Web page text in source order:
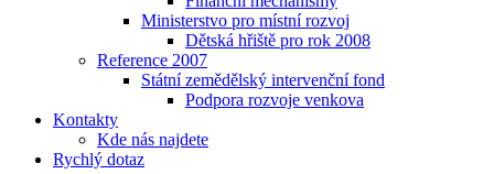
Ministerstvo pro místní rozvoj
Dětská hřiště pro rok 2008
Reference 2007
Státní zemědělský intervenční fond
Podpora rozvoje venkova
Kontakty
Kde nás najdete
Rychlý dotaz